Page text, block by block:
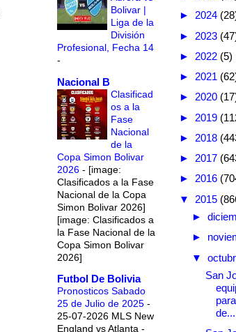
Bolivar |
Liga de la
División
Profesional, Fecha 14
-
Nacional B
Clasificad
os a la
Fase
Nacional
de la
Copa Simon Bolivar
2026 - [image:
Clasificados a la Fase
Nacional de la Copa
Simon Bolivar 2026]
[image: Clasificados a
la Fase Nacional de la
Copa Simon Bolivar
2026]
Futbol De Bolivia
Pronosticos Sabado
25 de Julio de 2025 -
25-07-2026 MLS New
England vs Atlanta -
► 2024
► 2023
► 2022 (5)
► 2021
► 2020
► 2019
► 2018
► 2017
► 2016
▼ 2015
►
►
▼
San
de...